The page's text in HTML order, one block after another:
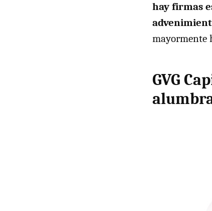
hay firmas
mayormente
GVG